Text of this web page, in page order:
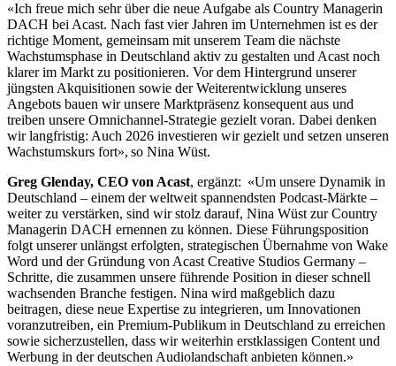
«Ich freue mich sehr über die neue Aufgabe als Country Managerin
DACH bei Acast. Nach fast vier Jahren im Unternehmen ist es der
richtige Moment, gemeinsam mit unserem Team die nächste
Wachstumsphase in Deutschland aktiv zu gestalten und Acast noch
klarer im Markt zu positionieren. Vor dem Hintergrund unserer
jüngsten Akquisitionen sowie der Weiterentwicklung unseres
Angebots bauen wir unsere Marktpräsenz konsequent aus und
treiben unsere Omnichannel-Strategie gezielt voran. Dabei denken
wir langfristig: Auch 2026 investieren wir gezielt und setzen unseren
Wachstumskurs fort», so Nina Wüst.
Greg Glenday, CEO von Acast, ergänzt: «Um unsere Dynamik in
Deutschland – einem der weltweit spannendsten Podcast-Märkte –
weiter zu verstärken, sind wir stolz darauf, Nina Wüst zur Country
Managerin DACH ernennen zu können. Diese Führungsposition
folgt unserer unlängst erfolgten, strategischen Übernahme von Wake
Word und der Gründung von Acast Creative Studios Germany –
Schritte, die zusammen unsere führende Position in dieser schnell
wachsenden Branche festigen. Nina wird maßgeblich dazu
beitragen, diese neue Expertise zu integrieren, um Innovationen
voranzutreiben, ein Premium-Publikum in Deutschland zu erreichen
sowie sicherzustellen, dass wir weiterhin erstklassigen Content und
Werbung in der deutschen Audiolandschaft anbieten können.»